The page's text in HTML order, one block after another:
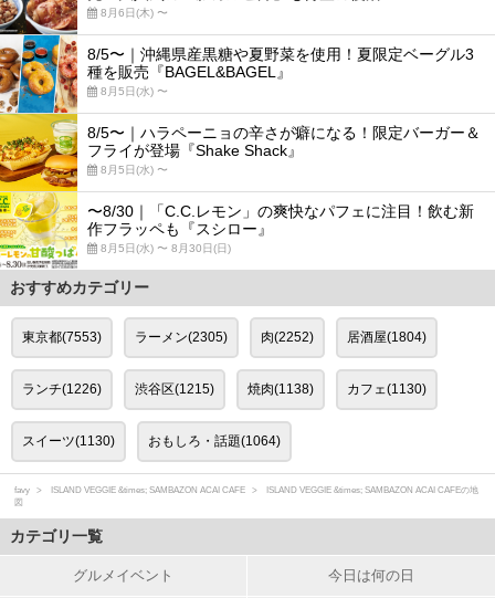
8月6日(木) 〜
8/5〜｜沖縄県産黒糖や夏野菜を使用！夏限定ベーグル3
種を販売『BAGEL&BAGEL』
8月5日(水) 〜
8/5〜｜ハラペーニョの辛さが癖になる！限定バーガー＆
フライが登場『Shake Shack』
8月5日(水) 〜
〜8/30｜「C.C.レモン」の爽快なパフェに注目！飲む新
作フラッペも『スシロー』
8月5日(水) 〜 8月30日(日)
おすすめカテゴリー
東京都(7553) ラーメン(2305) 肉(2252) 居酒屋(1804)
ランチ(1226) 渋谷区(1215) 焼肉(1138) カフェ(1130)
スイーツ(1130) おもしろ・話題(1064)
favy ISLAND VEGGIE &times; SAMBAZON ACAI CAFE
ISLAND VEGGIE &times; SAMBAZON ACAI CAFEの地
図
カテゴリ一覧
グルメイベント 今日は何の日